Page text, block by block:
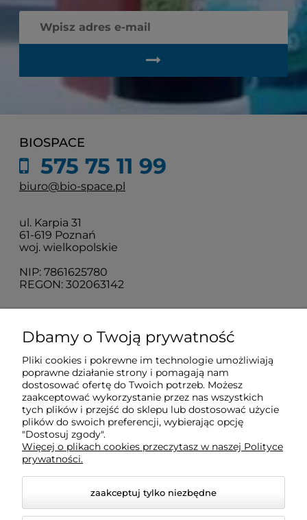
BIOSPACE
575 75 11 99
biuro@bio-space.pl
ul. Karpia 31
61-619 Poznań
woj. wielkopolskie
NIP: 7861625780
REGON: 302063142
O nas
Obsługa klienta
Pomoc
Moje konto
Dbamy o Twoją prywatność
Pliki cookies i pokrewne im technologie umożliwiają
poprawne działanie strony i pomagają nam
dostosować ofertę do Twoich potrzeb. Możesz
zaakceptować wykorzystanie przez nas wszystkich
tych plików i przejść do sklepu lub dostosować użycie
plików do swoich preferencji, wybierając opcję
"Dostosuj zgody".
Więcej o plikach cookies przeczytasz w naszej Polityce
prywatności.
zaakceptuj tylko niezbędne